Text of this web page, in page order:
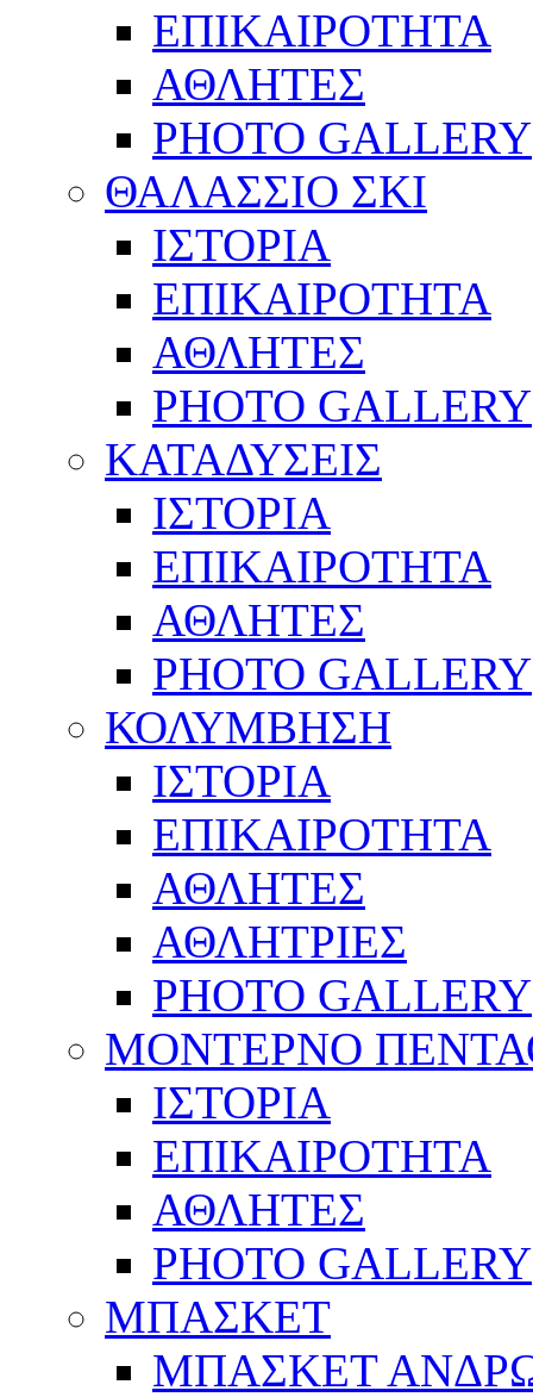
ΕΠΙΚΑΙΡΟΤΗΤΑ
ΑΘΛΗΤΕΣ
PHOTO GALLERY
ΘΑΛΑΣΣΙΟ ΣΚΙ
ΙΣΤΟΡΙΑ
ΕΠΙΚΑΙΡΟΤΗΤΑ
ΑΘΛΗΤΕΣ
PHOTO GALLERY
ΚΑΤΑΔΥΣΕΙΣ
ΙΣΤΟΡΙΑ
ΕΠΙΚΑΙΡΟΤΗΤΑ
ΑΘΛΗΤΕΣ
PHOTO GALLERY
ΚΟΛΥΜΒΗΣΗ
ΙΣΤΟΡΙΑ
ΕΠΙΚΑΙΡΟΤΗΤΑ
ΑΘΛΗΤΕΣ
ΑΘΛΗΤΡΙΕΣ
PHOTO GALLERY
ΜΟΝΤΕΡΝΟ
ΙΣΤΟΡΙΑ
ΕΠΙΚΑΙΡΟΤΗΤΑ
ΑΘΛΗΤΕΣ
PHOTO GALLERY
ΜΠΑΣΚΕΤ
ΜΠΑΣΚΕΤ